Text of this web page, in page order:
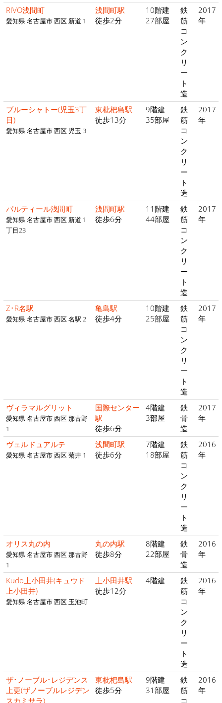
RIVO浅間町
愛知県 名古屋市 西区 新道 1
浅間町駅
徒歩2分
10階建
27部屋
鉄
筋
コ
ン
ク
リ
ー
ト
造
2017
年
ブルーシャトー(児玉3丁
目)
愛知県 名古屋市 西区 児玉 3
東枇杷島駅
徒歩13分
9階建
35部屋
鉄
筋
コ
ン
ク
リ
ー
ト
造
2017
年
パルティール浅間町
愛知県 名古屋市 西区 新道 1
丁目23
浅間町駅
徒歩6分
11階建
44部屋
鉄
筋
コ
ン
ク
リ
ー
ト
造
2017
年
Z･R名駅
愛知県 名古屋市 西区 名駅 2
亀島駅
徒歩4分
10階建
25部屋
鉄
筋
コ
ン
ク
リ
ー
ト
造
2017
年
ヴィラマルグリット
愛知県 名古屋市 西区 那古野
1
国際センター
駅
徒歩6分
4階建
3部屋
鉄
骨
造
2017
年
ヴェルドュアルテ
愛知県 名古屋市 西区 菊井 1
浅間町駅
徒歩6分
7階建
18部屋
鉄
筋
コ
ン
ク
リ
ー
ト
造
2016
年
オリス丸の内
愛知県 名古屋市 西区 那古野
1
丸の内駅
徒歩8分
8階建
22部屋
鉄
骨
造
2016
年
Kudo上小田井(キュウド
上小田井)
愛知県 名古屋市 西区 玉池町
上小田井駅
徒歩12分
4階建
鉄
筋
コ
ン
ク
リ
ー
ト
造
2016
年
ザ･ノーブル･レジデンス
上更(ザノーブルレジデン
スカミサラ)
東枇杷島駅
徒歩5分
9階建
31部屋
鉄
筋
コ
2016
年